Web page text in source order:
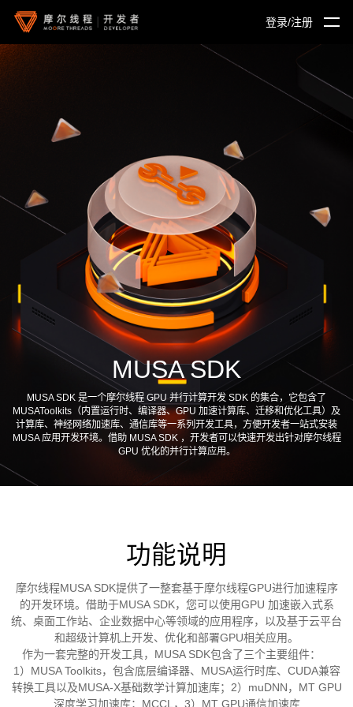
首页
摩尔学院
具身智能社区
开发者计划
创新者联盟
登录/注册
MUSA SDK
MUSA SDK 是一个摩尔线程 GPU 并行计算开发 SDK 的集合，它包含了
MUSAToolkits（内置运行时、编译器、GPU 加速计算库、迁移和优化工具）及
计算库、神经网络加速库、通信库等一系列开发工具，方便开发者一站式安装
MUSA 应用开发环境。借助 MUSA SDK ，开发者可以快速开发出针对摩尔线程
GPU 优化的并行计算应用。
功能说明
摩尔线程MUSA SDK提供了一整套基于摩尔线程GPU进行加速程序
的开发环境。借助于MUSA SDK，您可以使用GPU 加速嵌入式系
统、桌面工作站、企业数据中心等领域的应用程序，以及基于云平台
和超级计算机上开发、优化和部署GPU相关应用。
1）MUSA Toolkits，包含底层编译器、MUSA运行时库、CUDA兼容
转换工具以及MUSA-X基础数学计算加速库；2）muDNN，MT GPU
深度学习加速库；MCCL，3）MT GPU通信加速库